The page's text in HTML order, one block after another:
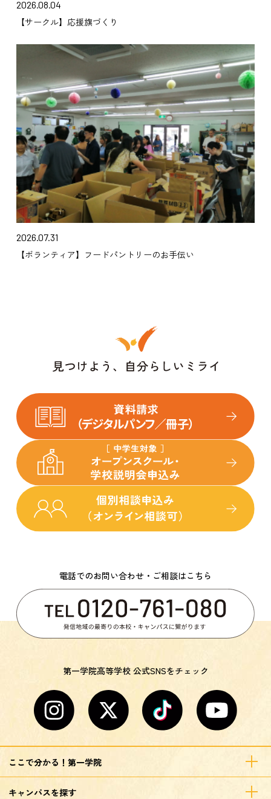
2026.08.04
【サークル】応援旗づくり
2026.07.31
【ボランティア】フードパントリーのお手伝い
電話でのお問い合わせ・ご相談はこちら
第一学院高等学校 公式SNSをチェック
ここで分かる！第一学院
キャンパスを探す